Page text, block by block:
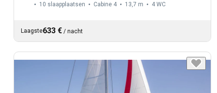
10 slaapplaatsen Cabine 4 13,7 m 4 WC
Laagste633 € / nacht